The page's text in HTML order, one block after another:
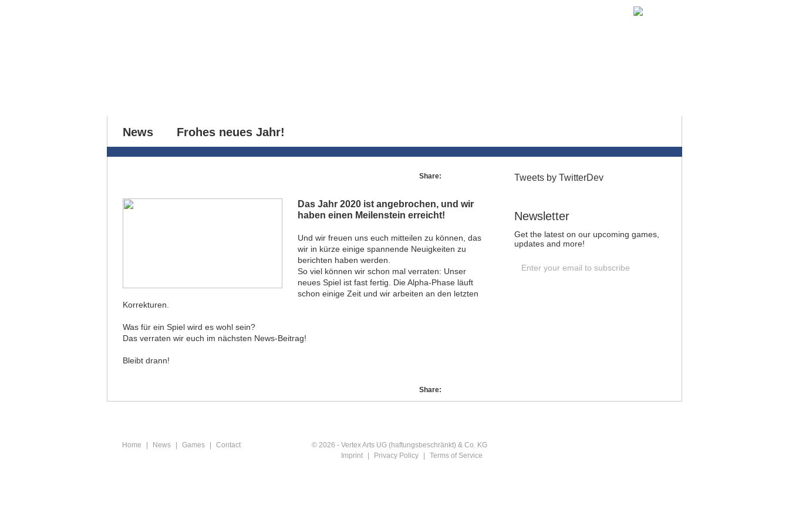
News Frohes neues Jahr!
Share:
Das Jahr 2020 ist angebrochen, und wir
haben einen Meilenstein erreicht!
Und wir freuen uns euch mitteilen zu können, das
wir in kürze einige spannende Neuigkeiten zu
berichten haben werden.
So viel können wir schon mal verraten: Unser
neues Spiel ist fast fertig. Die Alpha-Phase läuft
schon einige Zeit und wir arbeiten an den letzten
Korrekturen.
Was für ein Spiel wird es wohl sein?
Das verraten wir euch im nächsten News-Beitrag!
Bleibt drann!
Share:
Tweets by TwitterDev
Newsletter
Get the latest on our upcoming games,
updates and more!
Home News Games Contact
© 2026 - Vertex Arts UG (haftungsbeschränkt) & Co. KG
Terms of Service
Privacy Policy
Imprint